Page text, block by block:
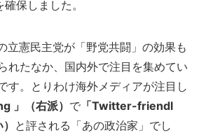
保しました。
立憲民主党が「野党共闘」の効果も
れたなか、国内外で注目を集めてい
す。とりわけ海外メディアが注目し
」（右派） で 「Twitter-friendl
と評される「あの政治家」でし